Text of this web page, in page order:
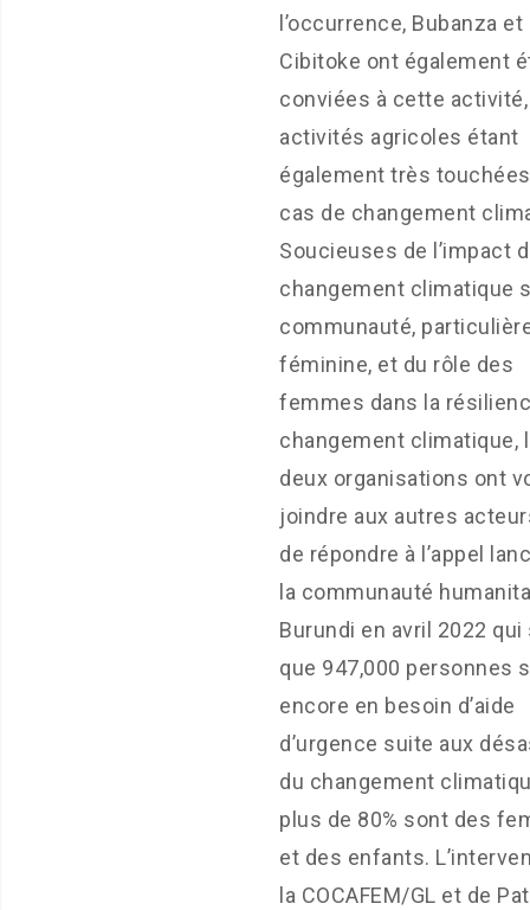
l’occurrence, Bubanza et
Cibitoke ont également
conviées à cette
activités agricoles étant
également très
cas de changement
Soucieuses de l’impact
changement climatique
communauté,
féminine, et du rôle des
femmes dans la
changement climatique,
deux organisations ont
joindre aux autres
de répondre à l’appel
la communauté
Burundi en avril 2022
que 947,000 personnes
encore en besoin d’aide
d’urgence suite aux
du changement
plus de 80% sont des
et des enfants.
la COCAFEM/GL et de